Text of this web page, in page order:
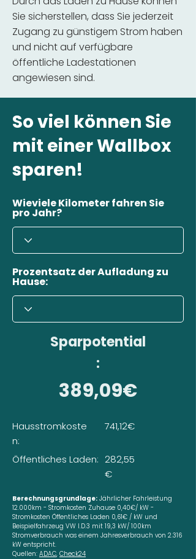
Sie sicherstellen, dass Sie jederzeit
Zugang zu günstigem Strom haben
und nicht auf verfügbare
öffentliche Ladestationen
angewiesen sind.
So viel können Sie
mit einer Wallbox
sparen!
Wieviele Kilometer fahren Sie
pro Jahr?
Prozentsatz der Aufladung zu
Hause:
Sparpotential
:
389,09€
Hausstromkoste
n:
Öffentliches Laden:
741,12€
282,55
€
Berechnungsgrundlage: Jährlicher Fahrleistung
12.000km - Stromkosten Zuhause 0,40€/ kW -
Stromkosten Öffentliches Laden 0,61€ / kW und
Beispielfahrzeug VW I.D.3 mit 19,3 kW/ 100km
Stromverbrauch was einem Jahresverbrauch von 2.316
kW entspricht.
Quellen: ADAC, Check24